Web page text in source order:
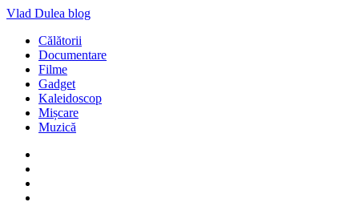
Vlad Dulea blog
Călătorii
Documentare
Filme
Gadget
Kaleidoscop
Mișcare
Muzică